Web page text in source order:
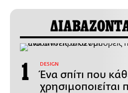
DESIGN
Ένα σπίτι που
χρησιμοποιείται